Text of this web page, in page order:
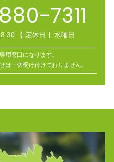
7311
【 定休日 】水曜日
用窓口になります。
は一切受け付けておりません。